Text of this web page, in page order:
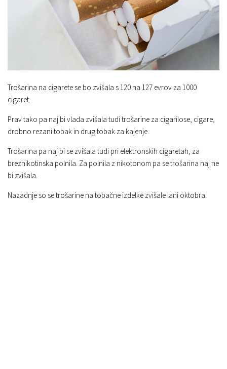
Trošarina na cigarete se bo zvišala s 120 na 127 evrov za 1000
cigaret.
Prav tako pa naj bi vlada zvišala tudi trošarine za cigarilose, cigare,
drobno rezani tobak in drug tobak za kajenje.
Trošarina pa naj bi se zvišala tudi pri elektronskih cigaretah, za
breznikotinska polnila. Za polnila z nikotonom pa se trošarina naj ne
bi zvišala.
Nazadnje so se trošarine na tobačne izdelke zvišale lani oktobra.